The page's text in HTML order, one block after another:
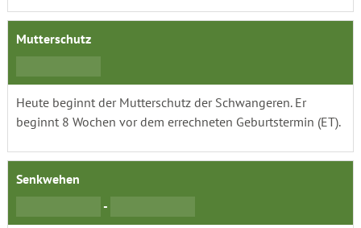
Mutterschutz
Heute beginnt der Mutterschutz der Schwangeren. Er
beginnt 8 Wochen vor dem errechneten Geburtstermin (ET).
Senkwehen
-